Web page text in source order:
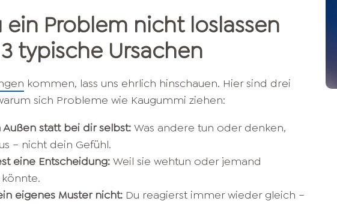
ein Problem nicht loslassen
typische Ursachen
kommen, lass uns ehrlich hinschauen. Hier sind drei
sich Probleme wie Kaugummi ziehen:
Außen statt bei dir selbst: Was andere tun oder denken,
– nicht dein Gefühl.
eine Entscheidung: Weil sie wehtun oder jemand
eigenes Muster nicht: Du reagierst immer wieder gleich –